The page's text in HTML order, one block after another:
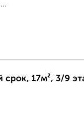
срок, 17м², 3/9